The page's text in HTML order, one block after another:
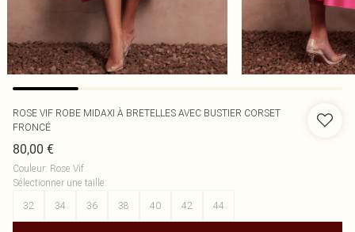
ROSE VIF ROBE MIDAXI À BRETELLES AVEC BUSTIER CORSET
FRONCÉ
80,00 €
Couleur: Rose Vif
Sélectionner une taille:
32
34 36 38 40 42 44